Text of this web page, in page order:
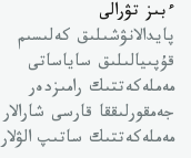
ءبىز تۋرالى
پايدالانۋشىلىق كەلىسىم
قۇپىيالىلىق ساياساتى
مەملەكەتتىك رامىزدەر
جەمقورلىققا قارسى شارالار
مەملەكەتتىك ساتىپ الۋلار